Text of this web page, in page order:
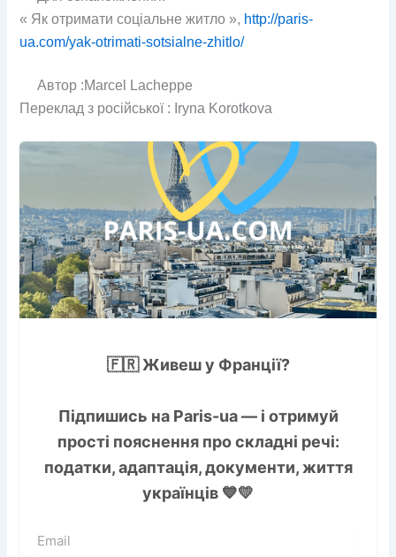
« Як отримати соціальне житло », http://paris-
ua.com/yak-otrimati-sotsialne-zhitlo/
Автор :Marcel Lacheppe
Переклад з російської : Iryna Korotkova
🇫🇷 Живеш у Франції?
Підпишись на Paris-ua— і отримуй
прості пояснення про складні речі:
податки, адаптація, документи, життя
українців 💙💛